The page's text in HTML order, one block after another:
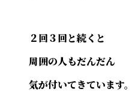
２回３回と続くと
周囲の人もだんだん
気が付いてきています。